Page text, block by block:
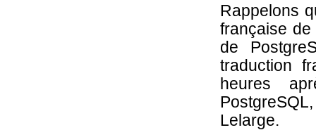
Rappelons
française
de
traduction
heures
Lelarge.